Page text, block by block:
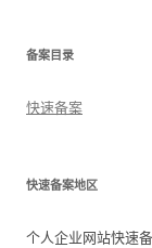
备案目录
快速备案
快速备案地区
个人企业网站快速